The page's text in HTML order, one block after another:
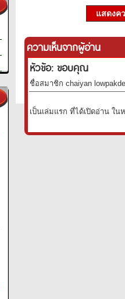
แสดงค
ความเห็นจากผู้อ่าน
หัวข้อ: ขอบคุณ
ชื่อสมาชิก chaiyan
เป็นเล่มแรก ที่ได้เปิดอ่าน ใ